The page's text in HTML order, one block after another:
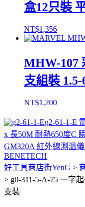
盒12只裝
NT$1,356
MHW-107
支組裝
NT$1,200
g2-61-1-E
x 長50M 耐熱650度C
GM320A 紅外線測溫
BENETECH
好工具商店街YenG >
> g0-311-5-A-75 一字
支裝